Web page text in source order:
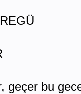
geçer bu